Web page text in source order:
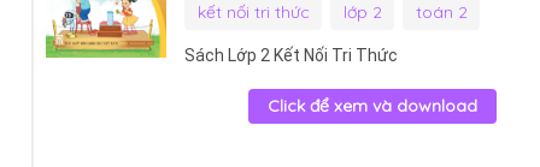
kết nối tri thức
lớp 2 toán 2
Sách Lớp 2 Kết Nối Tri Thức
Click để xem và download